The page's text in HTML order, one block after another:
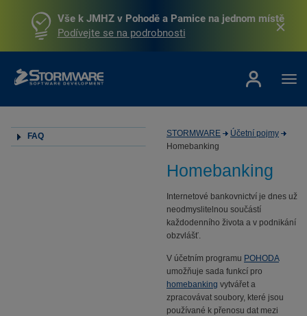
Vše k JMHZ v Pohodě a Pamice na jednom místě
Podívejte se na podrobnosti
FAQ STORMWARE
Účetní pojmy
Homebanking
Homebanking
Internetové bankovnictví je dnes už
neodmyslitelnou součástí
každodenního života a v podnikání
obzvlášť.
V účetním programu POHODA
umožňuje sada funkcí pro
homebanking vytvářet a
zpracovávat soubory, které jsou
používané k přenosu dat mezi